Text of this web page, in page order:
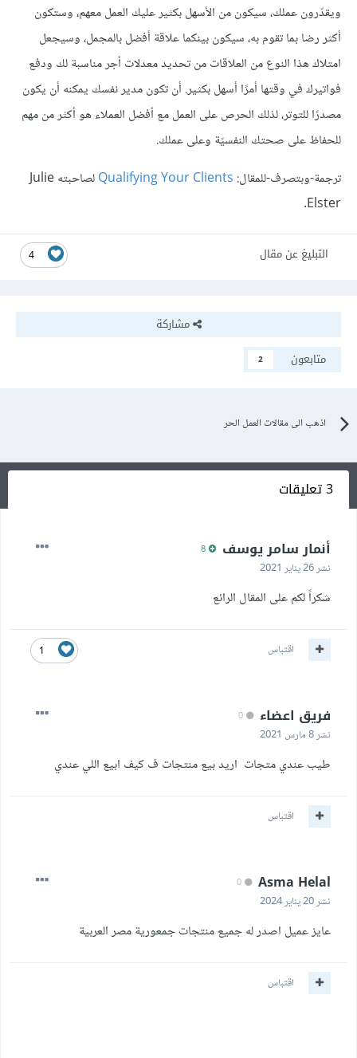
ويقدّرون عملك، سيكون من الأسهل بكثير عليك العمل معهم، وستكون
أكثر رضا بما تقوم به، سيكون بينكما علاقة أفضل بالمجمل، وسيجعل
امتلاك هذا النوع من العلاقات من تحديد معدلات أجر مناسبة لك ودفع
فواتيرك في وقتها أمرًا أسهل بكثير. أن تكون مدير نفسك يمكنه أن يكون
مصدرًا للتوتر، لذلك الحرص على العمل مع أفضل العملاء هو أكثر من مهم
للحفاظ على صحتك النفسيّة وعلى عملك.
ترجمة-وبتصرف-للمقال: Qualifying Your Clients
لصاحبته Julie
Elster.
4 التبليغ عن مقال
مشاركة
متابعون
2
اذهب الى مقالات العمل الحر
3 تعليقات
أنمار سامر يوسف
نشر26 يناير 2021
شكراً لكم على المقال الرائع
1 اقتباس
فريق اعضاء
نشر8 مارس 2021
طيب عندي متجات اريد بيع منتجات ف كيف ابيع اللي عندي
اقتباس
Asma Helal
نشر20 يناير 2024
عايز عميل اصدر له جميع منتجات جمعورية مصر العربية
اقتباس